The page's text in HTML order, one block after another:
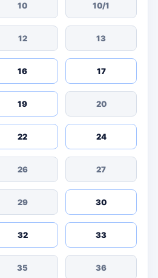
10 10/1
12 13
16 17
19 20
22 24
26 27
29 30
32 33
35 36